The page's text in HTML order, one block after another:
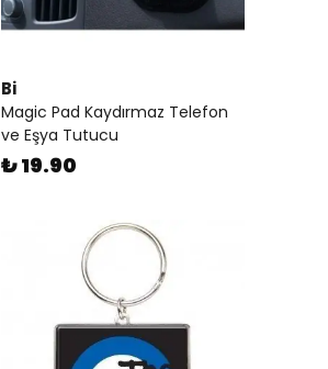
Bi
Magic Pad Kaydırmaz Telefon
ve Eşya Tutucu
₺ 19.90